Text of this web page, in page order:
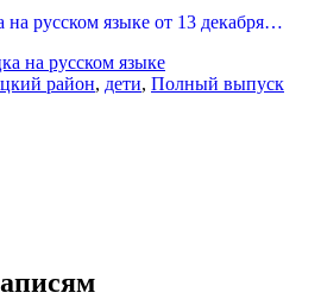
на русском языке от 13 декабря…
на русском языке
район, дети, Полный выпуск